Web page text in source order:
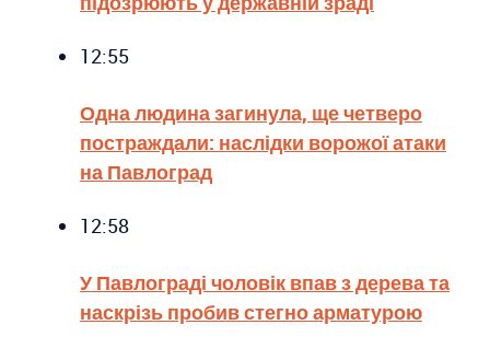
12:55
Одна людина загинула, ще четверо
постраждали: наслідки ворожої атаки
на Павлоград
12:58
У Павлограді чоловік впав з дерева та
наскрізь пробив стегно арматурою